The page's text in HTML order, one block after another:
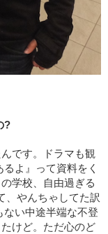
?
です。ドラマも観
よ』って資料をく
学校、自由過ぎる
、やんちゃしてた訳
い中途半端な不登
けど。ただ心のど